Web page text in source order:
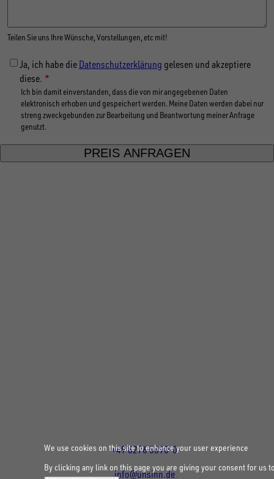
Teilen Sie uns Ihre Wünsche, Vorstellungen, etc mit!
Ja, ich habe die Datenschutzerklärung gelesen und akzeptiere
diese.
Ich bin damit einverstanden, dass die von mir angegebenen Daten
elektronisch erhoben und gespeichert werden. Meine Daten werden dabei nur
streng zweckgebunden zur Bearbeitung und Beantwortung meiner Anfrage
genutzt.
+49 8276 5890-0
info@unsinn.de
We use cookies on this site to enhance your user experience
By clicking any link on this page you are giving your consent for us